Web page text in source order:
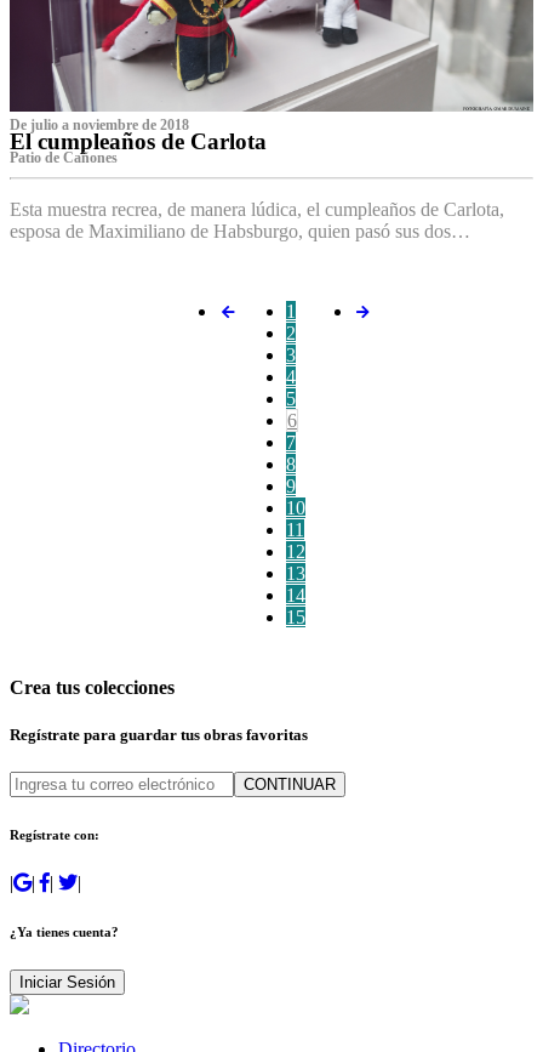
De julio a noviembre de 2018
El cumpleaños de Carlota
Patio de Cañones
Esta muestra recrea, de manera lúdica, el cumpleaños de Carlota,
esposa de Maximiliano de Habsburgo, quien pasó sus dos…
1
2
3
4
5
6
7
8
9
10
11
12
13
14
15
Crea tus colecciones
Regístrate para guardar tus obras favoritas
CONTINUAR
Regístrate con:
| | | |
¿Ya tienes cuenta?
Iniciar Sesión